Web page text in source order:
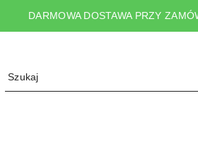
DARMOWA DOSTAWA PRZY